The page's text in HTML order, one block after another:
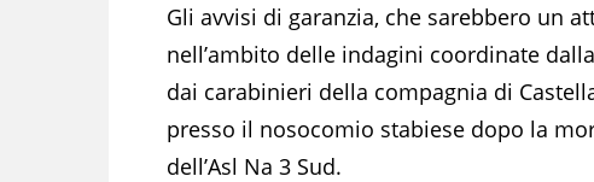
Gli avvisi di garanzia, che sarebbero un
nell’ambito delle indagini coordinate
dai carabinieri della compagnia di
presso il nosocomio stabiese dopo la
dell’Asl Na 3 Sud.